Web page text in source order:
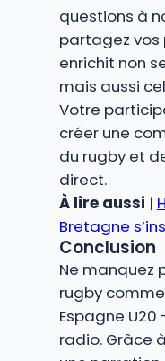
questions à
partagez vos
enrichit non
mais aussi
Votre
créer une
du rugby et
direct.
À lire aussi |
Bretagne
Conclusion
Ne manquez
rugby
Espagne U20
radio. Grâce